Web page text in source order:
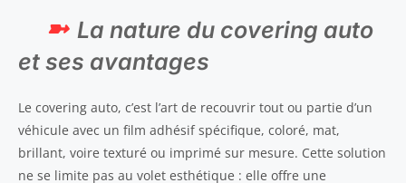
La nature du covering auto
et ses avantages
Le covering auto, c’est l’art de recouvrir tout ou partie d’un
véhicule avec un film adhésif spécifique, coloré, mat,
brillant, voire texturé ou imprimé sur mesure. Cette solution
ne se limite pas au volet esthétique : elle offre une